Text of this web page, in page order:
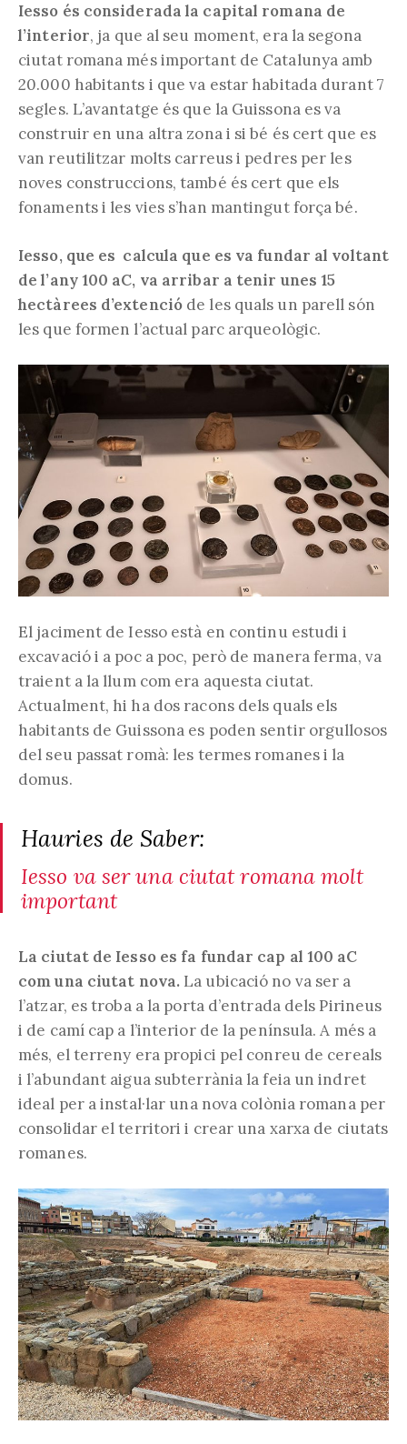
Iesso és considerada la capital romana de
l’interior, ja que al seu moment, era la segona
ciutat romana més important de Catalunya amb
20.000 habitants i que va estar habitada durant 7
segles. L’avantatge és que la Guissona es va
construir en una altra zona i si bé és cert que es
van reutilitzar molts carreus i pedres per les
noves construccions, també és cert que els
fonaments i les vies s’han mantingut força bé.
Iesso, que es calcula que es va fundar al voltant
de l’any 100 aC, va arribar a tenir unes 15
hectàrees d’extenció de les quals un parell són
les que formen l’actual parc arqueològic.
El jaciment de Iesso està en continu estudi i
excavació i a poc a poc, però de manera ferma, va
traient a la llum com era aquesta ciutat.
Actualment, hi ha dos racons dels quals els
habitants de Guissona es poden sentir orgullosos
del seu passat romà: les termes romanes i la
domus.
Hauries de Saber:
Iesso va ser una ciutat romana molt
important
La ciutat de Iesso es fa fundar cap al 100 aC
com una ciutat nova. La ubicació no va ser a
l’atzar, es troba a la porta d’entrada dels Pirineus
i de camí cap a l’interior de la península. A més a
més, el terreny era propici pel conreu de cereals
i l’abundant aigua subterrània la feia un indret
ideal per a instal·lar una nova colònia romana per
consolidar el territori i crear una xarxa de ciutats
romanes.